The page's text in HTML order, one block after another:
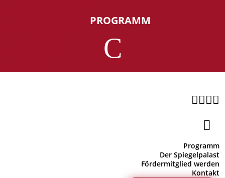
PROGRAMM
C


Programm
Der Spiegelpalast
Fördermitglied werden
Kontakt